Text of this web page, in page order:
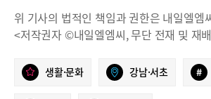
위 기사의 법적인 책임과 권한은 내일엘엠
<저작권자 ©내일엘엠씨, 무단 전재 및 재
생활·문화 강남·서초 #